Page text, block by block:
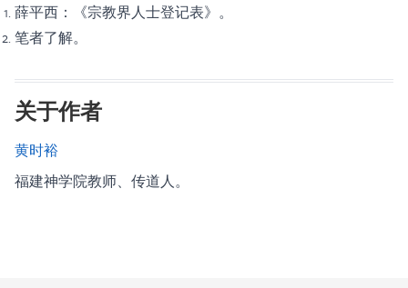
薛平西：《宗教界人士登记表》。
笔者了解。
关于作者
黄时裕
福建神学院教师、传道人。